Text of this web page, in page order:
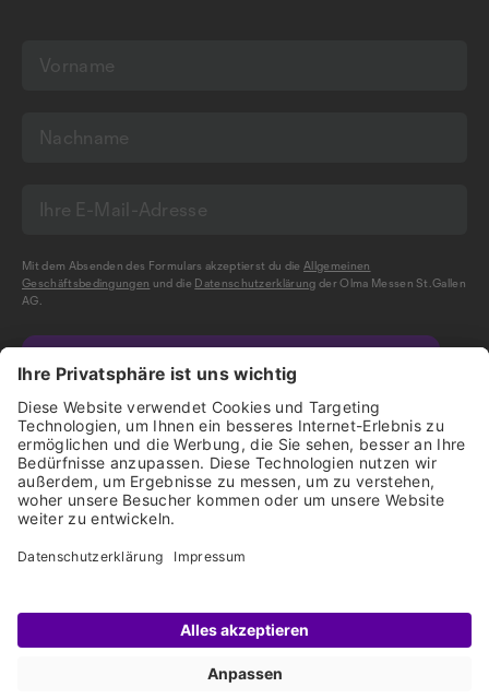
Mit dem Absenden des Formulars akzeptierst du dieAllgemeinen
Geschäftsbedingungen und die Datenschutzerklärung der Olma Messen St.Gallen
AG.
Impressum Disclaimer Datenschutz